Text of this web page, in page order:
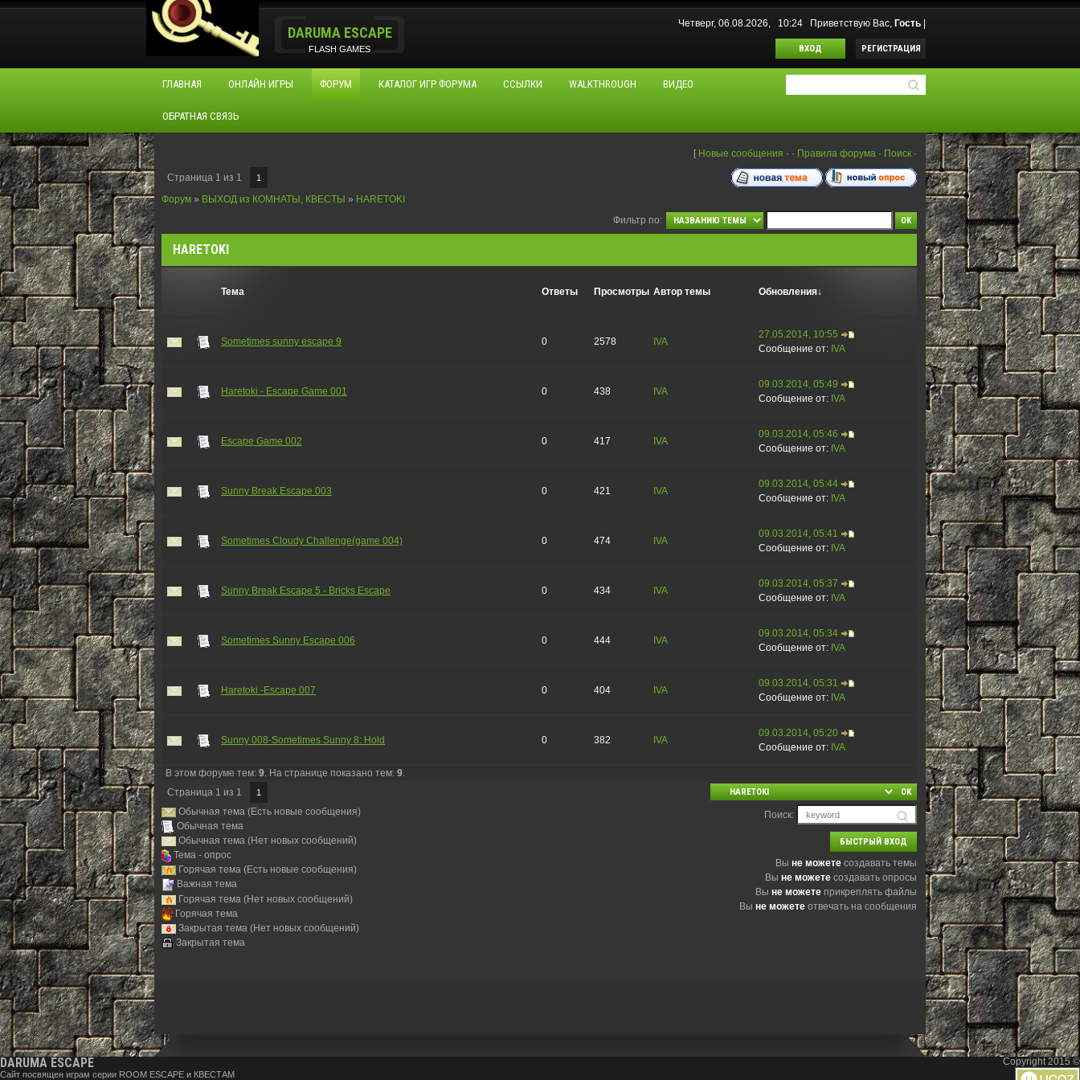
DARUMA ESCAPE
FLASH GAMES
Четверг, 06.08.2026, 10:24 Приветствую Вас, Гость
ВХОД РЕГИСТРАЦИЯ
ГЛАВНАЯ ОНЛАЙН ИГРЫ ФОРУМ КАТАЛОГ ИГР ФОРУМА ССЫЛКИ WALKTHROUGH ВИДЕО
ОБРАТНАЯ СВЯЗЬ
[ Новые сообщения · · Правила форума · Поиск ·
Страница 1 из 1 1
Форум » ВЫХОД из КОМНАТЫ, КВЕСТЫ » HARETOKI
Фильтр по:
HARETOKI
Тема Ответы Просмотры Автор темы Обновления↓
Sometimes sunny escape 9 0 2578 IVA
27.05.2014, 10:55
Сообщение от: IVA
Haretoki - Escape Game 001 0 438 IVA
09.03.2014, 05:49
Сообщение от: IVA
Escape Game 002 0 417 IVA
09.03.2014, 05:46
Сообщение от: IVA
Sunny Break Escape 003 0 421 IVA
09.03.2014, 05:44
Сообщение от: IVA
Sometimes Cloudy Challenge(game 004) 0 474 IVA
09.03.2014, 05:41
Сообщение от: IVA
Sunny Break Escape 5 - Bricks Escape 0 434 IVA
09.03.2014, 05:37
Сообщение от: IVA
Sometimes Sunny Escape 006 0 444 IVA
09.03.2014, 05:34
Сообщение от: IVA
Haretoki -Escape 007 0 404 IVA
09.03.2014, 05:31
Сообщение от: IVA
Sunny 008-Sometimes Sunny 8: Hold 0 382 IVA
09.03.2014, 05:20
Сообщение от: IVA
В этом форуме тем: 9. На странице показано тем: 9.
Страница 1 из 1 1
Обычная тема (Есть новые сообщения)
Обычная тема
Обычная тема (Нет новых сообщений)
Тема - опрос
Горячая тема (Есть новые сообщения)
Важная тема
Горячая тема (Нет новых сообщений)
Горячая тема
Закрытая тема (Нет новых сообщений)
Закрытая тема
Поиск:
Вы не можете создавать темы
Вы не можете создавать опросы
Вы не можете прикреплять файлы
Вы не можете отвечать на сообщения
DARUMA ESCAPE
Сайт посвящен играм серии ROOM ESCAPE и КВЕСТАМ
Copyright 2015 ©